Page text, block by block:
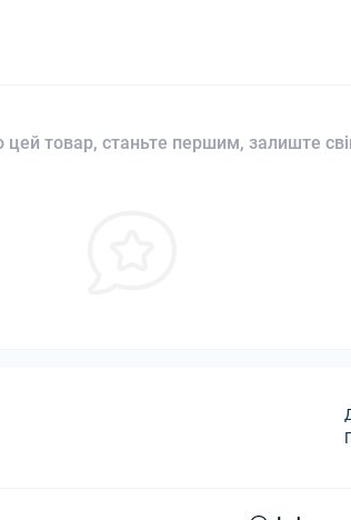
цей товар, станьте першим, залиште